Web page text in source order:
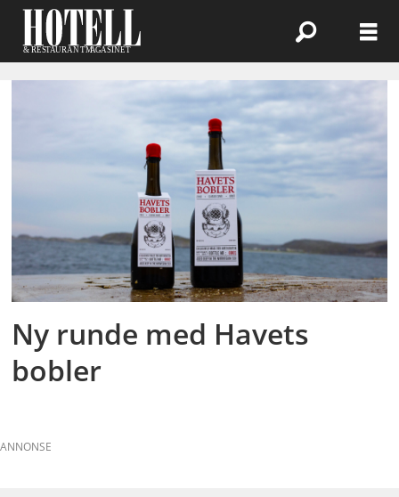
Emne:
drikke
Ny runde med Havets
bobler
ANNONSE